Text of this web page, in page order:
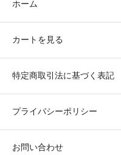
ホーム
カートを見る
特定商取引法に基づく表記
プライバシーポリシー
お問い合わせ